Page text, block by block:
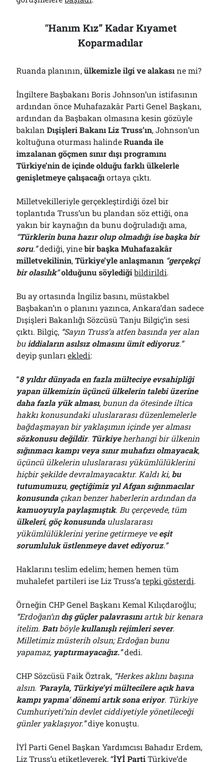
“Hanım Kız” Kadar Kıyamet
Koparmadılar
Ruanda planının,ülkemizle ilgi ve alakasıne mi?
İngiltere Başbakanı Boris Johnson’un istifasının
ardından önce Muhafazakâr Parti Genel Başkanı,
ardından da Başbakan olmasına kesin gözüyle
bakılanDışişleri Bakanı Liz Truss’ın, Johnson’un
koltuğuna oturması halindeRuanda ile
imzalanan göçmen sınır dışı programını
Türkiye’nin de içinde olduğu farklı ülkelerle
genişletmeye çalışacağıortaya çıktı.
Milletvekilleriyle gerçekleştirdiği özel bir
toplantıda Truss’un bu plandan söz ettiği, ona
yakın bir kaynağın da bunu doğruladığı ama,
“Türklerin buna hazır olup olmadığı ise başka bir
soru.”dediği, yinebir başka Muhafazakâr
milletvekilinin,Türkiye’yle anlaşmanın “gerçekçi
bir olasılık”olduğunu söylediğibildirildi.
Bu ay ortasında İngiliz basını, müstakbel
Başbakan’ın o planını yazınca, Ankara’dan sadece
Dışişleri Bakanlığı Sözcüsü Tanju Bilgiç’in sesi
çıktı. Bilgiç, “Sayın Truss’a atfen basında yer alan
buiddiaların asılsız olmasını ümit ediyoruz.”
deyip şunlarıekledi:
“8 yıldır dünyada en fazla mülteciye evsahipliği
yapan ülkemizin üçüncü ülkelerin talebi üzerine
daha fazla yük alması, bunun da ötesinde iltica
hakkı konusundaki uluslararası düzenlemelerle
bağdaşmayan bir yaklaşımın içinde yer alması
sözkonusu değildir. Türkiyeherhangi bir ülkenin
sığınmacı kampı veya sınır muhafızı olmayacak,
üçüncü ülkelerin uluslararası yükümlülüklerini
hiçbir şekilde devralmayacaktır. Kaldı ki, bu
tutumumuzu, geçtiğimiz yıl Afgan sığınmacılar
konusundaçıkan benzer haberlerin ardından da
kamuoyuyla paylaşmıştık. Bu çerçevede, tüm
ülkeleri, göç konusundauluslararası
yükümlülüklerini yerine getirmeye veeşit
sorumluluk üstlenmeye davet ediyoruz.”
Haklarını teslim edelim; hemen hemen tüm
muhalefet partileri ise Liz Truss’atepki gösterdi.
Örneğin CHP Genel Başkanı Kemal Kılıçdaroğlu;
“Erdoğan’ındış güçler palavrasınıartık bir kenara
itelim. Batıböylekullanışlı rejimleri sever.
Milletimiz müsterih olsun; Erdoğan bunu
yapamaz, yaptırmayacağız.”dedi.
CHP Sözcüsü Faik Öztrak, “Herkes aklını başına
alsın. ‘Parayla, Türkiye’yi mültecilere açık hava
kampı yapma’dönemi artık sona eriyor. Türkiye
Cumhuriyeti’nin devlet ciddiyetiyle yönetileceği
günler yaklaşıyor.”diye konuştu.
İYİ Parti Genel Başkan Yardımcısı Bahadır Erdem,
Liz Truss’u etiketleyerek, “İYİ PartiTürkiye’de